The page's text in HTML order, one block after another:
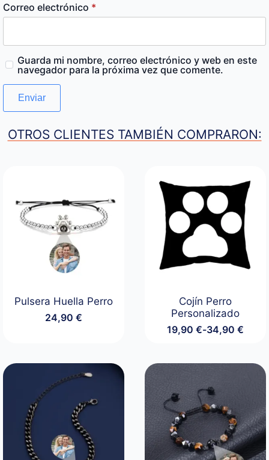
Correo electrónico *
Guarda mi nombre, correo electrónico y web en este
navegador para la próxima vez que comente.
OTROS CLIENTES TAMBIÉN COMPRARON:
Pulsera Huella Perro
24,90€
Cojín Perro
Personalizado
19,90 €-34,90 €
Rango
hasta
34,90 €